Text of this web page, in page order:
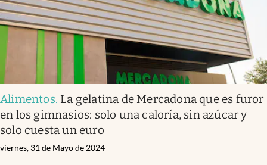
Alimentos. La gelatina de Mercadona que es furor
en los gimnasios: solo una caloría, sin azúcar y
solo cuesta un euro
viernes, 31 de Mayo de 2024